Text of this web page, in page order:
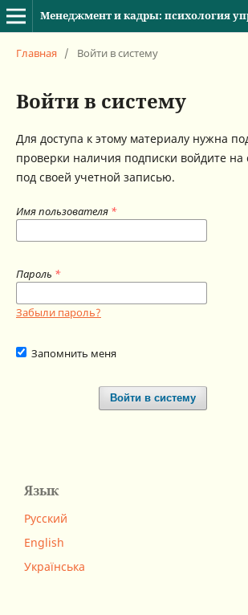
Главная / Войти в систему
Войти в систему
Для доступа к этому материалу нужна
проверки наличия подписки войдите на
под своей учетной записью.
Имя пользователя *
Пароль *
Забыли пароль?
Запомнить меня
Войти в систему
Язык
Русский
English
Українська